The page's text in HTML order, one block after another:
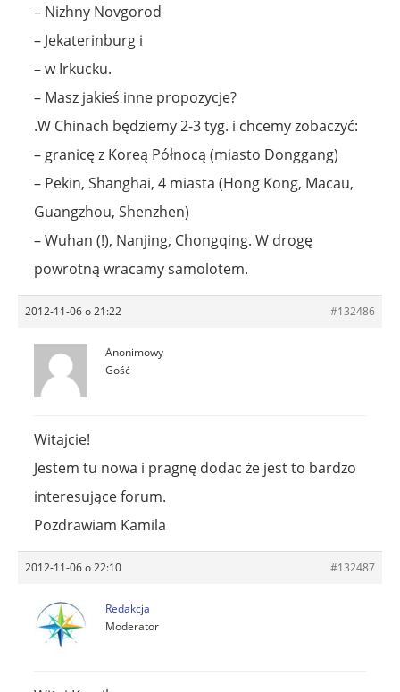
– Nizhny Novgorod
– Jekaterinburg i
– w Irkucku.
– Masz jakieś inne propozycje?
.W Chinach będziemy 2-3 tyg. i chcemy zobaczyć:
– granicę z Koreą Północą (miasto Donggang)
– Pekin, Shanghai, 4 miasta (Hong Kong, Macau,
Guangzhou, Shenzhen)
– Wuhan (!), Nanjing, Chongqing. W drogę
powrotną wracamy samolotem.
2012-11-06 o 21:22 #132486
Anonimowy
Gość
Witajcie!
Jestem tu nowa i pragnę dodac że jest to bardzo
interesujące forum.
Pozdrawiam Kamila
2012-11-06 o 22:10 #132487
Redakcja
Moderator